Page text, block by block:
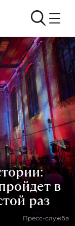
в
раз
Пресс-служба